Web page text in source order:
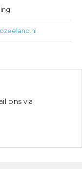
ons via